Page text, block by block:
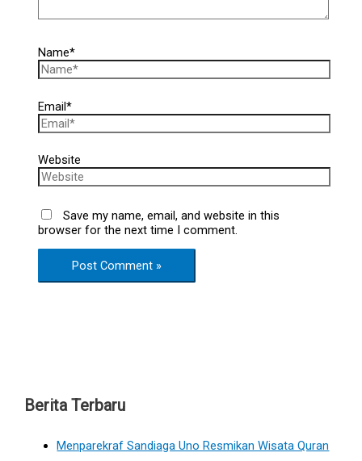
Name*
Email*
Website
Save my name, email, and website in this
browser for the next time I comment.
Berita Terbaru
Menparekraf Sandiaga Uno Resmikan Wisata Quran